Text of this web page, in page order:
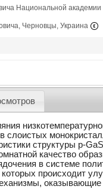
Национальной академии
Черновцы, Украина
слоистых
структуры p-
качество
в системе
происходит
оказывающие